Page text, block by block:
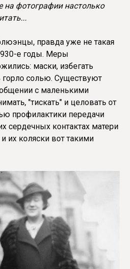
на фотографии настолько
правда уже не такая
е годы. Меры
маски, избегать
горло солью. Существуют
с маленькими
"тискать" и целовать от
профилактики передачи
сердечных контактах матери
их коляски вот такими